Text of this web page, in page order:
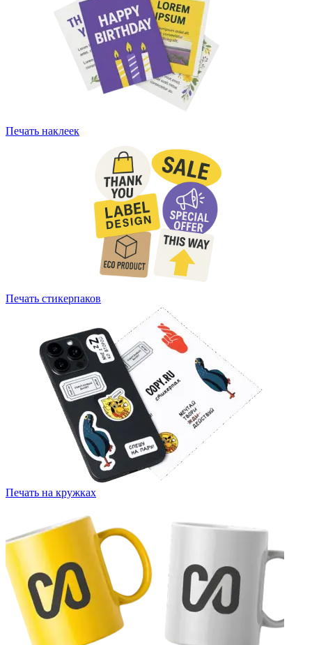
Печать наклеек
Печать стикерпаков
Печать на кружках